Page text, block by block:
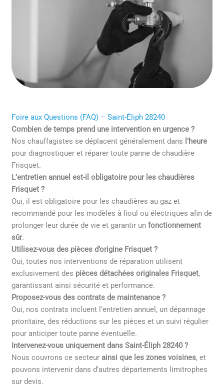
Foire aux Questions (FAQ) – Saint-Éliph 28240
Combien de temps prend une intervention en urgence ?
Nos chauffagistes se déplacent généralement dans l’heure
pour diagnostiquer et réparer toute panne de chaudière
Frisquet.
L’entretien annuel est-il obligatoire pour les chaudières
Frisquet ?
Oui, il est obligatoire pour les chaudières au gaz et
recommandé pour les modèles à fioul ou électriques afin de
prolonger leur durée de vie et garantir unfonctionnement
sûr.
Utilisez-vous des pièces d’origine Frisquet ?
Oui, toutes nos interventions de réparation utilisent
exclusivement des pièces détachées originales Frisquet,
garantissant ainsi sécurité et performance.
Proposez-vous des contrats de maintenance ?
Oui, nos contrats incluent l’entretien annuel, un dépannage
prioritaire, des réductions sur les pièces et un suivi régulier
pour anticiper toute panne éventuelle.
Intervenez-vous uniquement dans Saint-Éliph 28240 ?
Nous couvrons ce secteur ainsi que les zones voisines, et
pouvons intervenir dans d’autres départements limitrophes
sur devis.